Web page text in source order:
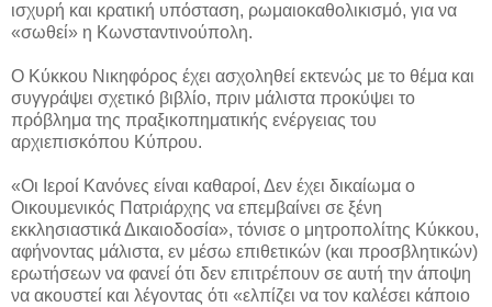
ισχυρή και κρατική υπόσταση, ρωμαιοκαθολικισμό, για να
«σωθεί» η Κωνσταντινούπολη.
Ο Κύκκου Νικηφόρος έχει ασχοληθεί εκτενώς με το θέμα και
συγγράψει σχετικό βιβλίο, πριν μάλιστα προκύψει το
πρόβλημα της πραξικοπηματικής ενέργειας του
αρχιεπισκόπου Κύπρου.
«Οι Ιεροί Κανόνες είναι καθαροί, Δεν έχει δικαίωμα ο
Οικουμενικός Πατριάρχης να επεμβαίνει σε ξένη
εκκλησιαστικά Δικαιοδοσία», τόνισε ο μητροπολίτης Κύκκου,
αφήνοντας μάλιστα, εν μέσω επιθετικών (και προσβλητικών)
ερωτήσεων να φανεί ότι δεν επιτρέπουν σε αυτή την άποψη
να ακουστεί και λέγοντας ότι «ελπίζει να τον καλέσει κάποιο